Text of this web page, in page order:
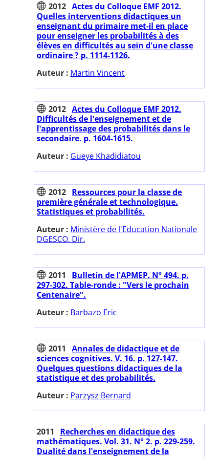
2012 Actes du Colloque EMF 2012.
Quelles interventions didactiques un
enseignant du primaire met-il en place
pour enseigner les probabilités à des
élèves en difficultés au sein d'une classe
ordinaire ? p. 1114-1126.
Auteur : Martin Vincent
2012 Actes du Colloque EMF 2012.
Difficultés de l'enseignement et de
l'apprentissage des probabilités dans le
secondaire. p. 1604-1615.
Auteur : Gueye Khadidiatou
2012 Ressources pour la classe de
première générale et technologique.
Statistiques et probabilités.
Auteur : Ministère de l'Education Nationale
DGESCO. Dir.
2011
Bulletin de l'APMEP. N° 494. p.
297-302. Table-ronde : "Vers le prochain
Centenaire".
Auteur : Barbazo Eric
2011
Annales de didactique et de
sciences cognitives. V. 16. p. 127-147.
Quelques questions didactiques de la
statistique et des probabilités.
Auteur : Parzysz Bernard
2011
Recherches en didactique des
mathématiques. Vol. 31. N° 2. p. 229-259.
Dualité dans l'enseignement de la